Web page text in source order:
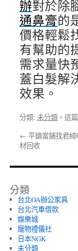
辦對於除
通鼻膏的
價格輕鬆
有幫助的
需求量快
蓋白髮解
效果。
分類: 未分類 。這
← 平鎮當舖找君
材回收
分類
台北OA辦公家具
台北汽車借款
娛樂城
寵物禮儀社
日本NGK
未分類